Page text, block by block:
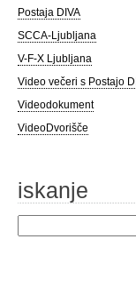
Postaja DIVA
SCCA-Ljubljana
V-F-X Ljubljana
Video večeri s Postajo
Videodokument
VideoDvorišče
iskanje
for: